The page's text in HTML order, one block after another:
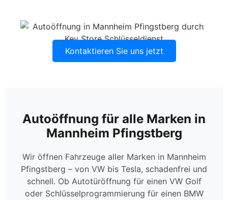
Kontaktieren Sie uns jetzt
Autoöffnung für alle Marken in
Mannheim Pfingstberg
Wir öffnen Fahrzeuge aller Marken in Mannheim
Pfingstberg – von VW bis Tesla, schadenfrei und
schnell. Ob Autotüröffnung für einen VW Golf
oder Schlüsselprogrammierung für einen BMW